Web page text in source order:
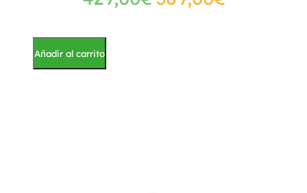
Añadir al carrito